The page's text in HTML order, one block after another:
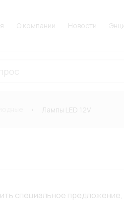
О компании Новости
Лампы LED 12V
специальное